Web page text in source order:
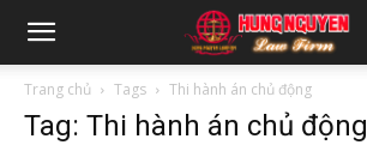
Trang chủ Tags Thi hành án chủ động
Tag: Thi hành án chủ động